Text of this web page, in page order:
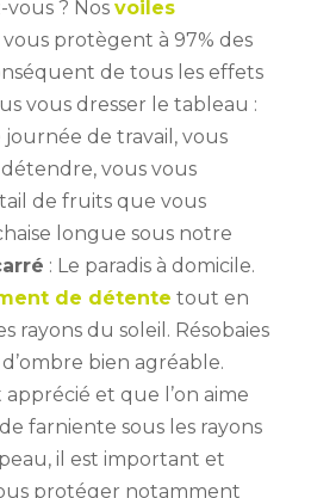
vous ? Nos voiles
vous protègent à 97% des
de tous les effets
vous dresser le tableau :
de travail, vous
vous vous
de fruits que vous
longue sous notre
: Le paradis à domicile.
de détente tout en
rayons du soleil. Résobaies
bien agréable.
apprécié et que l’on aime
farniente sous les rayons
il est important et
protéger notamment